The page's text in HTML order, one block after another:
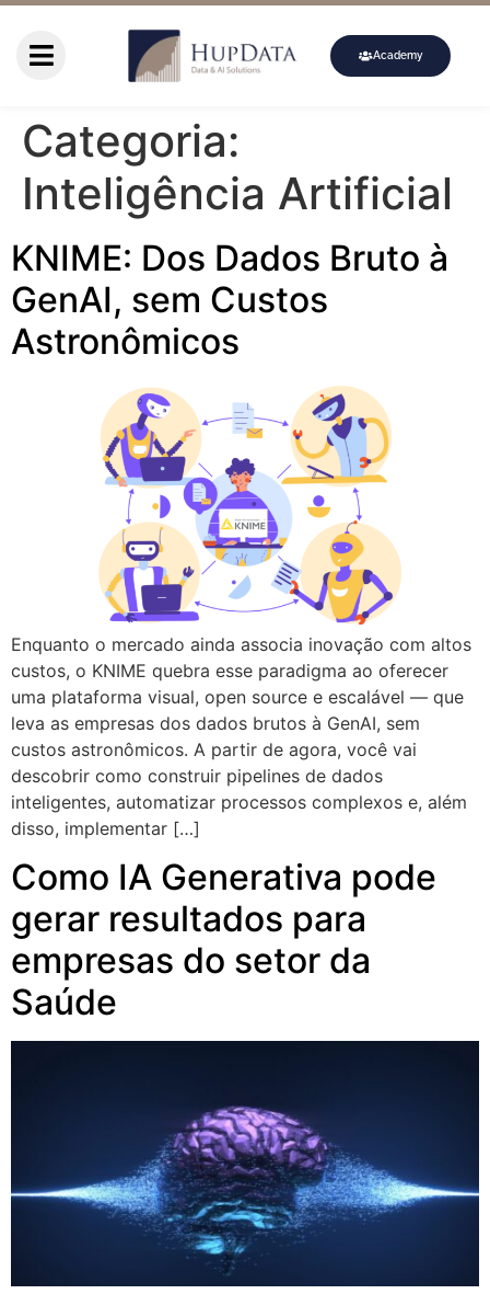
Academy
Categoria:
Inteligência Artificial
KNIME: Dos Dados Bruto à
GenAI, sem Custos
Astronômicos
Enquanto o mercado ainda associa inovação com altos
custos, o KNIME quebra esse paradigma ao oferecer
uma plataforma visual, open source e escalável — que
leva as empresas dos dados brutos à GenAI, sem
custos astronômicos. A partir de agora, você vai
descobrir como construir pipelines de dados
inteligentes, automatizar processos complexos e, além
disso, implementar […]
Como IA Generativa pode
gerar resultados para
empresas do setor da
Saúde